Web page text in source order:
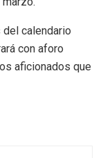
calendario
con aforo
aficionados que